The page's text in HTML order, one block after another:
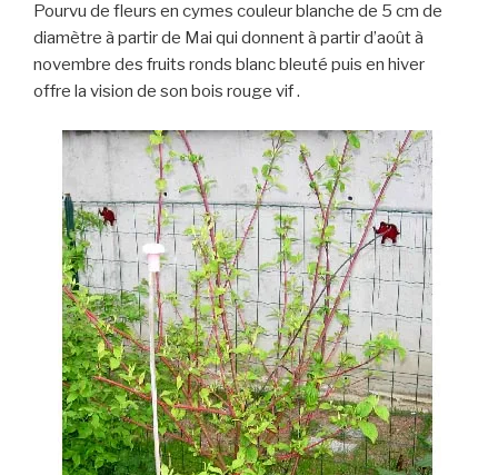
Pourvu de fleurs en cymes couleur blanche de 5 cm de
diamètre à partir de Mai qui donnent à partir d’août à
novembre des fruits ronds blanc bleuté puis en hiver
offre la vision de son bois rouge vif .